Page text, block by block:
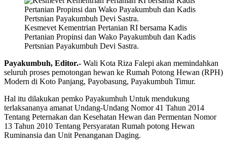
Kesmevet Kementrian Pertanian RI bersama Kadis
Pertanian Propinsi dan Wako Payakumbuh dan Kadis
Pertsnian Payakumbuh Devi Sastra.
Payakumbuh, Editor.- Wali Kota Riza Falepi akan memindahkan
seluruh proses pemotongan hewan ke Rumah Potong Hewan (RPH)
Modern di Koto Panjang, Payobasung, Payakumbuh Timur.
Hal itu dilakukan pemko Payakumhuh Untuk mendukung
terlaksananya amanat Undang-Undang Nomor 41 Tahun 2014
Tentang Peternakan dan Kesehatan Hewan dan Permentan Nomor
13 Tahun 2010 Tentang Persyaratan Rumah potong Hewan
Ruminansia dan Unit Penanganan Daging.